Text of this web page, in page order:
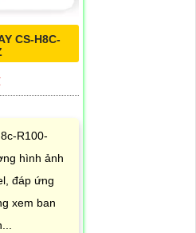
CS-H8C-
R100-
hình ảnh
đáp ứng
xem ban